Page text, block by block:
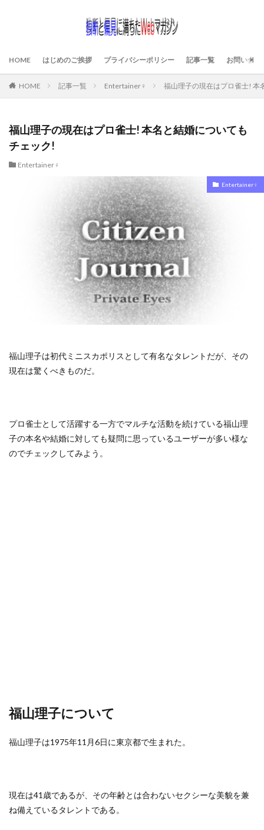
HOME はじめのご挨拶 プライバシーポリシー 記事一覧 お問い合わ
HOME 記事一覧 Entertainer♀ 福山理子の現在はプロ雀士! 本
福山理子の現在はプロ雀士! 本名と結婚についても
チェック!
Entertainer♀
Entertainer♀
福山理子は初代ミニスカポリスとして有名なタレントだが、その
現在は驚くべきものだ。
プロ雀士として活躍する一方でマルチな活動を続けている福山理
子の本名や結婚に対しても疑問に思っているユーザーが多い様な
のでチェックしてみよう。
福山理子について
福山理子は1975年11月6日に東京都で生まれた。
現在は41歳であるが、その年齢とは合わないセクシーな美貌を兼
ね備えているタレントである。